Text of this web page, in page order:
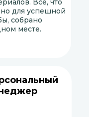
для успешной
собрано
месте.